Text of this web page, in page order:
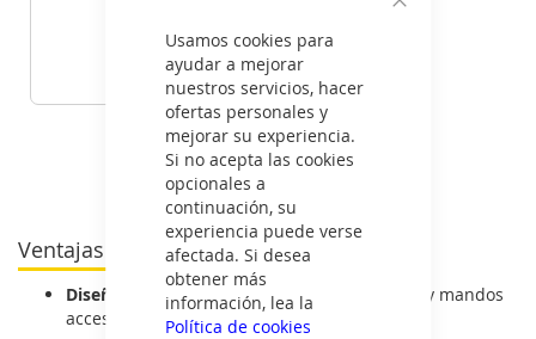
Usamos cookies para
ayudar a mejorar
nuestros servicios, hacer
ofertas personales y
mejorar su experiencia.
Si no acepta las cookies
opcionales a
continuación, su
experiencia puede verse
afectada. Si desea
obtener más
información, lea la
Política de cookies
VER DETALLE
185
€
Ver todas las vitrocerámicas >
Ventajas de las vitrocerámicas Brandt
Diseño práctico:distribución clara de zonas y mandos
accesibles.